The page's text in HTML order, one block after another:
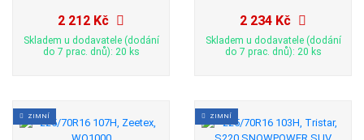
2 212 Kč
Skladem u dodavatele (dodání
do 7 prac. dnů): 20 ks
2 234 Kč
Skladem u dodavatele (dodání
do 7 prac. dnů): 20 ks
ZIMNÍ ZIMNÍ